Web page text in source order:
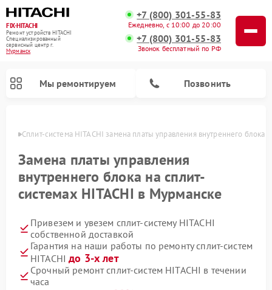
FIX-HITACHI
Ремонт устройств HITACHI
Специализированный
cервисный центр г.
Мурманск
+7 (800) 301-55-83
Ежедневно, с 10:00 до 20:00
+7 (800) 301-55-83
Звонок бесплатный по РФ
Мы ремонтируем Позвонить
Сплит-система HITACHI замена платы управления внутреннего блока
Замена платы управления
внутреннего блока на сплит-
системах HITACHI в Мурманске
Привезем и увезем сплит-систему HITACHI
собственной доставкой
Гарантия на наши работы по ремонту сплит-систем
HITACHIдо 3-х лет
Срочный ремонт сплит-систем HITACHI в течении
часа